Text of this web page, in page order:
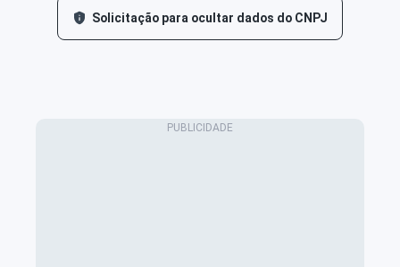
Solicitação para ocultar dados do CNPJ